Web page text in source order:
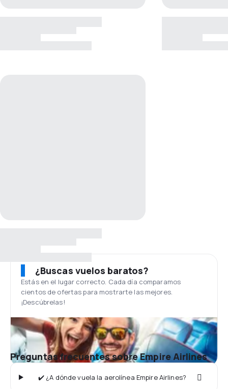
¿Buscas vuelos baratos?
Estás en el lugar correcto. Cada día comparamos
cientos de ofertas para mostrarte las mejores.
¡Descúbrelas!
Preguntas frecuentes sobre Empire Airlines
✔️ ¿A dónde vuela la aerolínea Empire Airlines?